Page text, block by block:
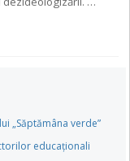
„Săptămâna verde”
educaționali